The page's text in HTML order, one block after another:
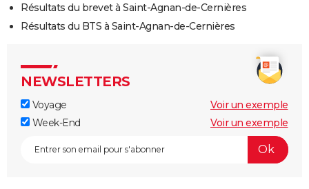
Résultats du brevet à Saint-Agnan-de-Cernières
Résultats du BTS à Saint-Agnan-de-Cernières
NEWSLETTERS
Voyage
Voir un exemple
Week-End
Voir un exemple